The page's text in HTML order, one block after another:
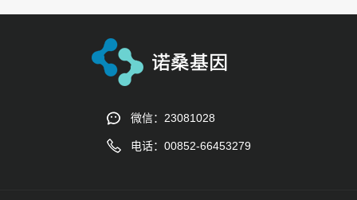
微信：23081028
电话：00852-66453279